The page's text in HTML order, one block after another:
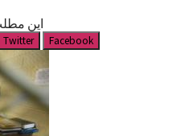
این
Twitter Facebook